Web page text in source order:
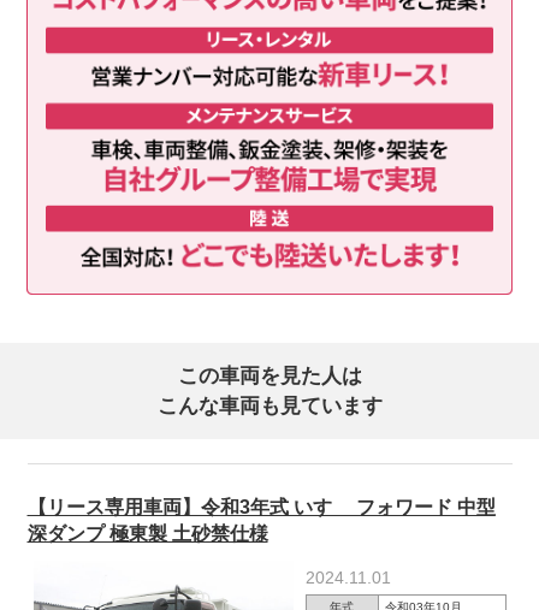
この車両を見た人は
こんな車両も見ています
【リース専用車両】令和3年式 いすゞ フォワード 中型
深ダンプ 極東製 土砂禁仕様
2024.11.01
年式
令和03年10月